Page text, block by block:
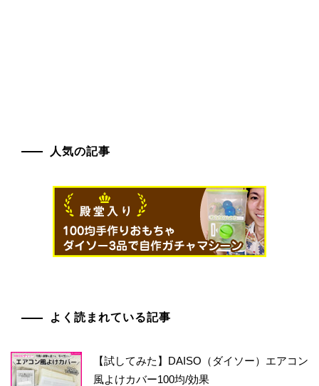
人気の記事
よく読まれている記事
【試してみた】DAISO（ダイソー）エアコン
風よけカバー100均/効果